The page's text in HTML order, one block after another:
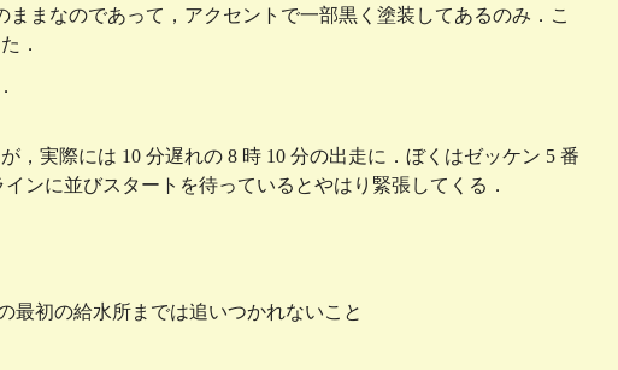
まなのであって，アクセントで一部黒く塗装してあるのみ．こ
．
，実際には 10 分遅れの 8 時 10 分の出走に．ぼくはゼッケン 5 番
ンに並びスタートを待っているとやはり緊張してくる．
最初の給水所までは追いつかれないこと